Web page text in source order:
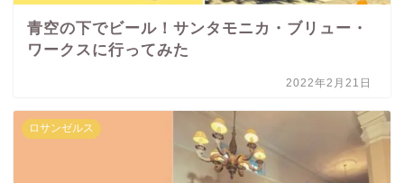
青空の下でビール！サンタモニカ・ブリュー・
ワークスに行ってみた
2022年2月21日
ロサンゼルス